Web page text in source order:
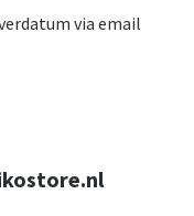
via email